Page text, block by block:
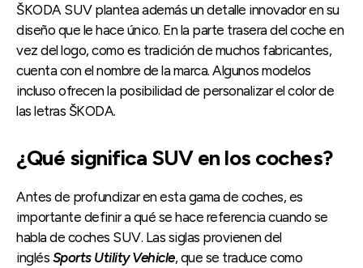
ŠKODA SUV plantea además un detalle innovador en su
diseño que le hace único. En la parte trasera del coche en
vez del logo, como es tradición de muchos fabricantes,
cuenta con el nombre de la marca. Algunos modelos
incluso ofrecen la posibilidad de personalizar el color de
las letras ŠKODA.
¿Qué significa SUV en los coches?
Antes de profundizar en esta gama de coches, es
importante definir a qué se hace referencia cuando se
habla de coches SUV. Las siglas provienen del
inglés Sports Utility Vehicle, que se traduce como